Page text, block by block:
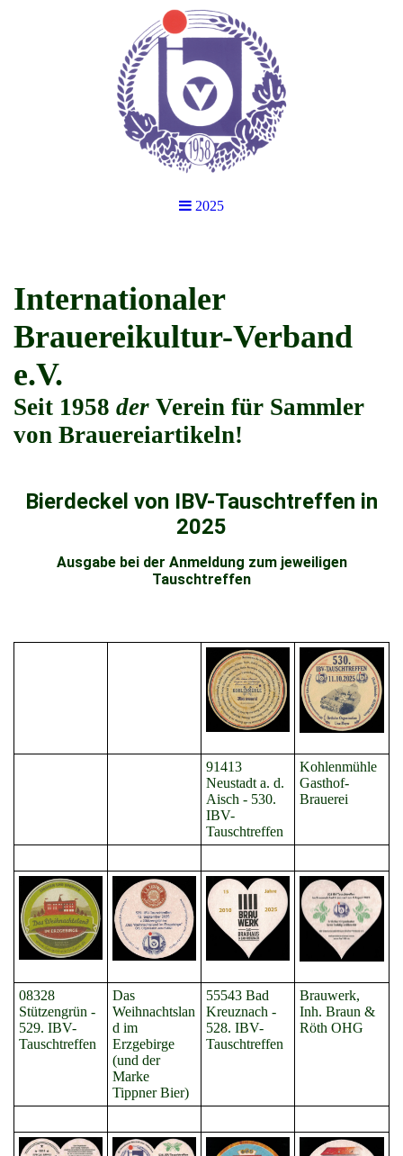
2025
Internationaler
Brauereikultur-Verband
e.V.
Seit 1958 der Verein für Sammler
von Brauereiartikeln!
Bierdeckel von IBV-Tauschtreffen in
2025
Ausgabe bei der Anmeldung zum jeweiligen
Tauschtreffen
91413
Neustadt a. d.
Aisch - 530.
IBV-
Tauschtreffen
Kohlenmühle
Gasthof-
Brauerei
08328
Stützengrün -
529. IBV-
Tauschtreffen
Das
Weihnachtslan
d im
Erzgebirge
(und der
Marke
Tippner Bier)
55543 Bad
Kreuznach -
528. IBV-
Tauschtreffen
Brauwerk,
Inh. Braun &
Röth OHG